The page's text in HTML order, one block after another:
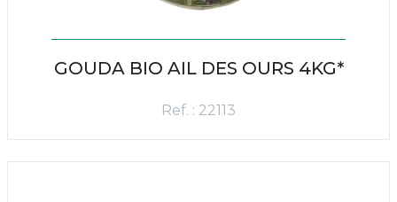
GOUDA BIO AIL DES OURS 4KG*
Ref. : 22113